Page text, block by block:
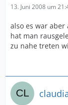
13. Juni 2008 um
also es war
hat man
zu nahe treten